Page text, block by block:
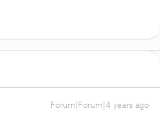
Forum|Forum|4 years ago